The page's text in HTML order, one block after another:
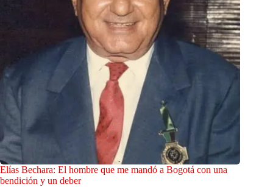
Elías Bechara: El hombre que me mandó a Bogotá con una
bendición y un deber